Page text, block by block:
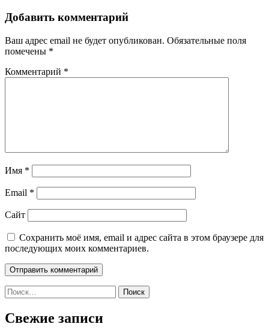
Добавить комментарий
Ваш адрес email не будет опубликован. Обязательные поля
помечены *
Комментарий *
Имя *
Email *
Сайт
Сохранить моё имя, email и адрес сайта в этом браузере для
последующих моих комментариев.
Найти:
Свежие записи